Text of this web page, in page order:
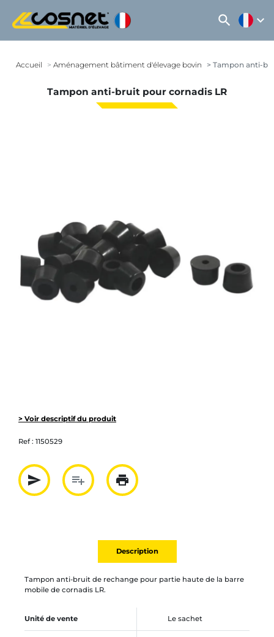
search expand_more
Accueil Aménagement bâtiment d'élevage bovin Tampon anti-
Tampon anti-bruit pour cornadis LR
> Voir descriptif du produit
Ref : 1150529
send
Partager par mail
playlist_add
Ajouter à la liste
print
Imprimer
Description
Tampon anti-bruit de rechange pour partie haute de la barre
mobile de cornadis LR.
Unité de vente Le sachet